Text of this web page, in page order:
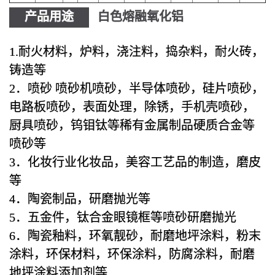
产品用途 白色熔融氧化铝
1.耐火材料，炉料，浇注料，捣杂料，耐火砖，
铸造等
2．喷砂 喷砂机喷砂，半导体喷砂，硅片喷砂，
电路板喷砂，表面处理，除锈，手机壳喷砂，
厨具喷砂，钨钼钛等稀有金属制品硬质合金等
喷砂等
3．化妆行业化妆品，美容工艺品的制造，磨皮
等
4．陶瓷制品，研磨抛光等
5．五金件，钛合金眼镜框等喷砂研磨抛光
6．陶瓷釉料，环氧靓砂，耐磨地坪涂料，粉末
涂料，环保材料，环保涂料，防腐涂料，耐磨
地坪涂料添加剂等